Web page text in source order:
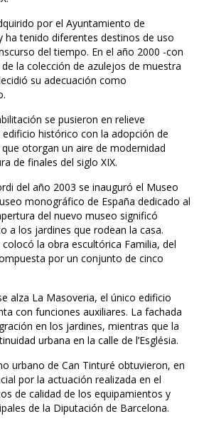
por el Ayuntamiento de
ha tenido diferentes destinos de uso
del tiempo. En el año 2000 -con
la colección de azulejos de muestra
su adecuación como
se pusieron en relieve
histórico con la adopción de
otorgan un aire de modernidad
de finales del siglo XIX.
del año 2003 se inauguró el Museo
monográfico de España dedicado al
del nuevo museo significó
a los jardines que rodean la casa.
la obra escultórica Familia, del
por un conjunto de cinco
alza La Masoveria, el único edificio
con funciones auxiliares. La fachada
en los jardines, mientras que la
urbana en la calle de l’Església.
urbano de Can Tinturé obtuvieron, en
por la actuación realizada en el
de calidad de los equipamientos y
de la Diputación de Barcelona.